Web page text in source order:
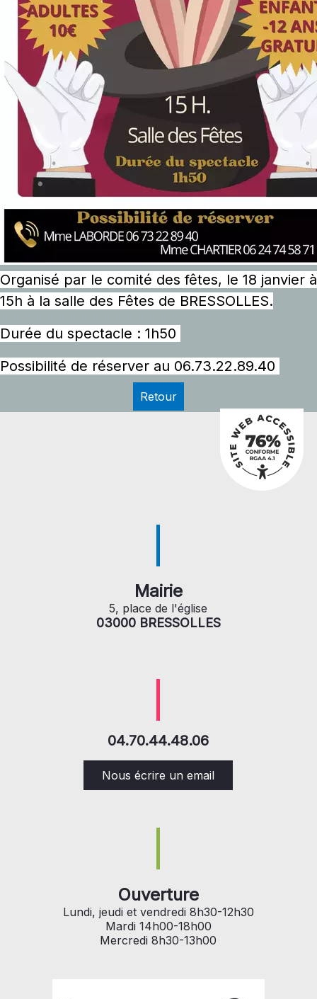
Organisé par le comité des fêtes, le 18 janvier à
15h à la salle des Fêtes de BRESSOLLES.
Durée du spectacle : 1h50
Possibilité de réserver au 06.73.22.89.40
Retour
Mairie
5, place de l'église
03000 BRESSOLLES
04.70.44.48.06
Nous écrire un email
Ouverture
Lundi, jeudi et vendredi 8h30-12h30
Mardi 14h00-18h00
Mercredi 8h30-13h00